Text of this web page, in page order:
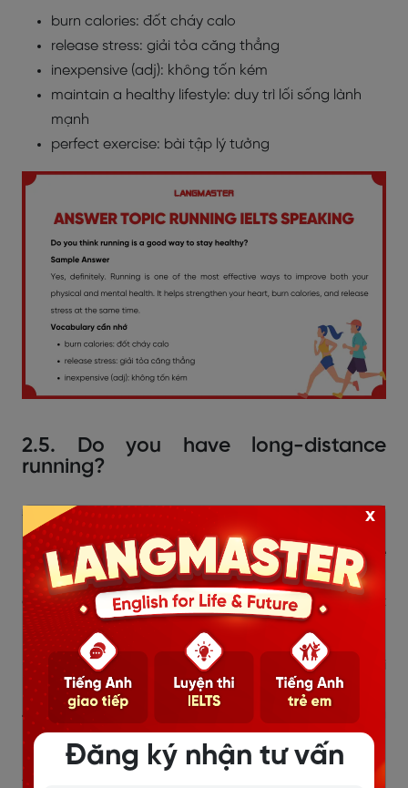
burn calories: đốt cháy calo
release stress: giải tỏa căng thẳng
inexpensive (adj): không tốn kém
maintain a healthy lifestyle: duy trì lối sống lành
mạnh
perfect exercise: bài tập lý tưởng
2.5. Do you have long-distance
running?
Sample Answer 1
Not really. I prefer short runs because long-distance
running can be quite exhausting. I usually get tired
after around 3 or 4 kilometers, so I just do it to stay fit
rather than for endurance.
(Không hẳn. Tôi thích chạy ngắn hơn vì chạy đường dài
khá mệt. Tôi thường thấy mệt sau khi chạy khoảng 3–
4 km, nên tôi chủ yếu chạy để giữ dáng chứ không
phải để rèn sức bền.)
Sample Answer 2
Đăng ký nhận tư vấn
x